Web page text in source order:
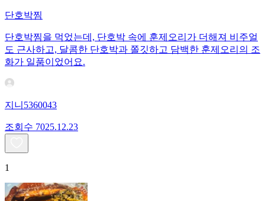
단호박찜
단호박찜을 먹었는데, 단호박 속에 훈제오리가 더해져 비주얼
도 근사하고, 달콤한 단호박과 쫄깃하고 담백한 훈제오리의 조
화가 일품이었어요.
지니5360043
조회수 7025.12.23
1